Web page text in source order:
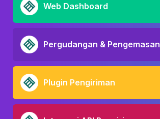
Web Dashboard
Pergudangan & Pengemasan
Plugin Pengiriman